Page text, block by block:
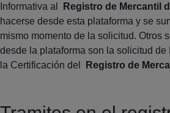
Informativa al
Registro de Mercantil
hacerse desde esta plataforma y se
mismo momento de la solicitud. Otros
desde la plataforma son la solicitud
la Certificación del
Registro de